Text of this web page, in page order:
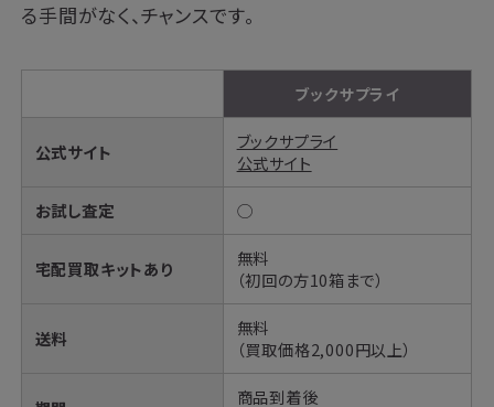
る手間がなく、チャンスです。
ブックサプライ
公式サイト
ブックサプライ
公式サイト
お試し査定 ◯
宅配買取キットあり
無料
（初回の方10箱まで）
送料
無料
（買取価格2,000円以上）
商品到着後